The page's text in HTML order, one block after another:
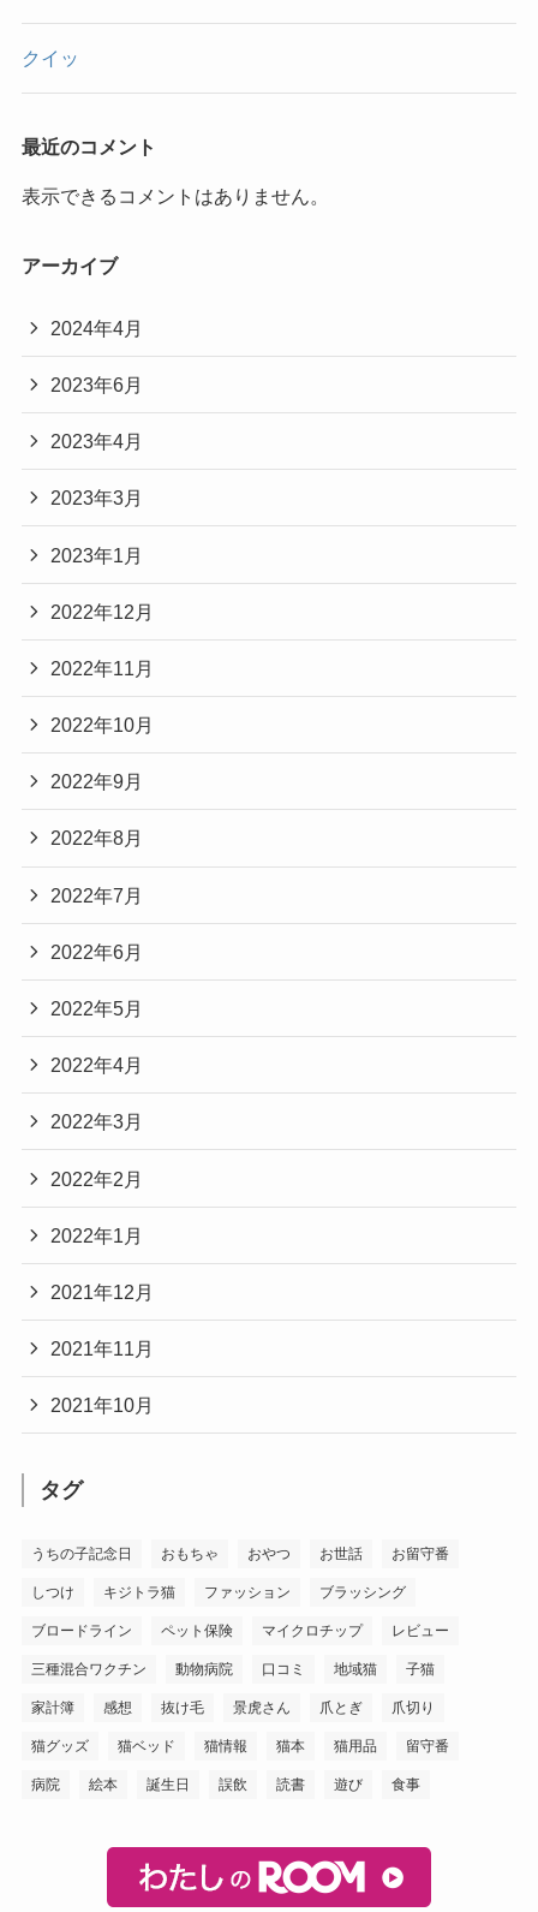
クイッ
最近のコメント
表示できるコメントはありません。
アーカイブ
2024年4月
2023年6月
2023年4月
2023年3月
2023年1月
2022年12月
2022年11月
2022年10月
2022年9月
2022年8月
2022年7月
2022年6月
2022年5月
2022年4月
2022年3月
2022年2月
2022年1月
2021年12月
2021年11月
2021年10月
タグ
うちの子記念日 おもちゃ おやつ お世話 お留守番
しつけ キジトラ猫 ファッション ブラッシング
ブロードライン ペット保険 マイクロチップ レビュー
三種混合ワクチン 動物病院 口コミ 地域猫 子猫
家計簿 感想 抜け毛 景虎さん 爪とぎ 爪切り
猫グッズ 猫ベッド 猫情報 猫本 猫用品 留守番
病院 絵本 誕生日 誤飲 読書 遊び 食事